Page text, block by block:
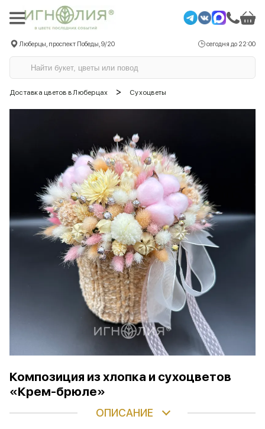
Люберцы, проспект Победы, 9/20 сегодня до 22:00
Доставка цветов в Люберцах > Сухоцветы
Композиция из хлопка и сухоцветов
«Крем-брюле»
ОПИСАНИЕ